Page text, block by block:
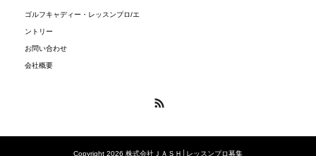
ゴルフキャディー・レッスンプロ/エ
ントリー
お問い合わせ
会社概要
Copyright 2026 株式会社ＪＡＳＨ│レッスンプロ募集